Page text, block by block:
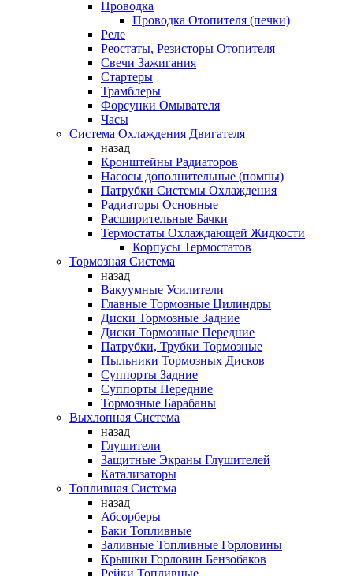
Проводка
Проводка Отопителя (печки)
Реле
Реостаты, Резисторы Отопителя
Свечи Зажигания
Стартеры
Трамблеры
Форсунки Омывателя
Часы
Система Охлаждения Двигателя
назад
Кронштейны Радиаторов
Насосы дополнительные (помпы)
Патрубки Системы Охлаждения
Радиаторы Основные
Расширительные Бачки
Термостаты Охлаждающей Жидкости
Корпусы Термостатов
Тормозная Система
назад
Вакуумные Усилители
Главные Тормозные Цилиндры
Диски Тормозные Задние
Диски Тормозные Передние
Патрубки, Трубки Тормозные
Пыльники Тормозных Дисков
Суппорты Задние
Суппорты Передние
Тормозные Барабаны
Выхлопная Система
назад
Глушители
Защитные Экраны Глушителей
Катализаторы
Топливная Система
назад
Абсорберы
Баки Топливные
Заливные Топливные Горловины
Крышки Горловин Бензобаков
Рейки Топливные